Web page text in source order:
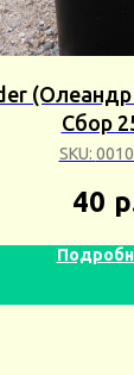
Сбор
SKU:
40